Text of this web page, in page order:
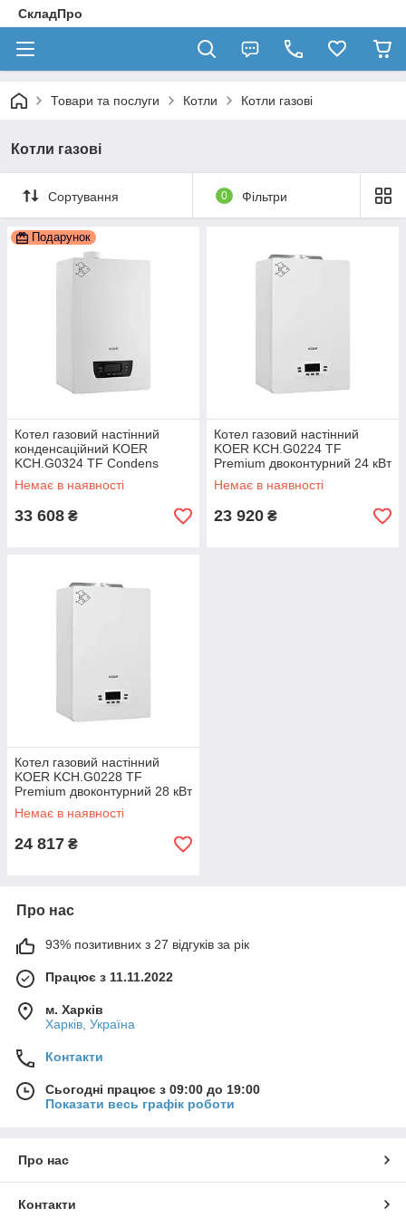
СкладПро
Товари та послуги Котли Котли газові
Котли газові
Сортування 0 Фільтри
Подарунок
Котел газовий настінний
конденсаційний KOER
KCH.G0324 TF Condens
двоконтурний 24 кВт
(KR5661)
Немає в наявності
33 608 ₴
Котел газовий настінний
KOER KCH.G0224 TF
Premium двоконтурний 24 кВт
(KR5658)
Немає в наявності
23 920 ₴
Котел газовий настінний
KOER KCH.G0228 TF
Premium двоконтурний 28 кВт
(KR5659)
Немає в наявності
24 817 ₴
Про нас
93% позитивних з 27 відгуків за рік
Працює з 11.11.2022
м. Харків
Харків, Україна
Контакти
Сьогодні працює з 09:00 до 19:00
Показати весь графік роботи
Про нас
Контакти